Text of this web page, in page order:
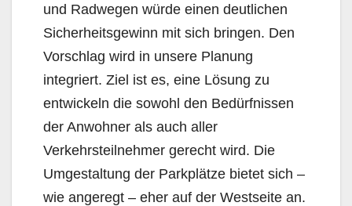
und Radwegen würde einen deutlichen
Sicherheitsgewinn mit sich bringen. Den
Vorschlag wird in unsere Planung
integriert. Ziel ist es, eine Lösung zu
entwickeln die sowohl den Bedürfnissen
der Anwohner als auch aller
Verkehrsteilnehmer gerecht wird. Die
Umgestaltung der Parkplätze bietet sich –
wie angeregt – eher auf der Westseite an.